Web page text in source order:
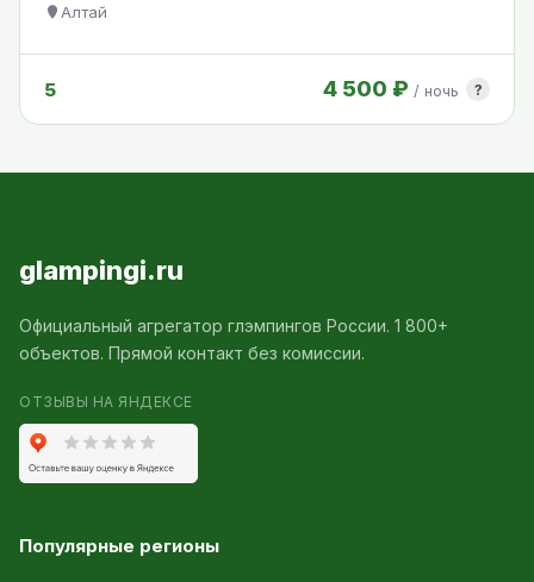
Алтай
5 4 500 ₽ / ночь ?
glampingi.ru
Официальный агрегатор глэмпингов России. 1 800+
объектов. Прямой контакт без комиссии.
ОТЗЫВЫ НА ЯНДЕКСЕ
Популярные регионы